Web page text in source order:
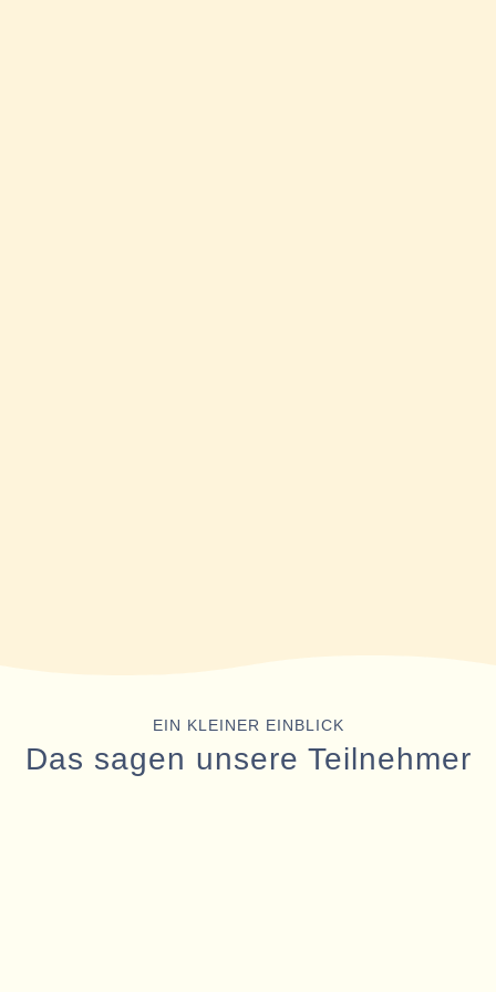
EIN KLEINER EINBLICK
Das sagen unsere Teilnehmer